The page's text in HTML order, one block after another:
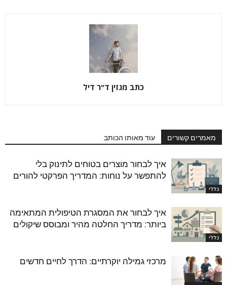
כתב מגזין ד"ר דיל
מאמרים קשורים עוד מאותו הכותב
כללי
איך לבחור מוצרים בטוחים לתינוק בלי
להתפשר על נוחות: המדריך הפרקטי להורים
כללי
איך לבחור את המסגרת הטיפולית המתאימה
ביותר: מדריך החלטה מהיר ומבוסס שיקולים
מרכזי גמילה יוקרתיים: הדרך לחיים חדשים